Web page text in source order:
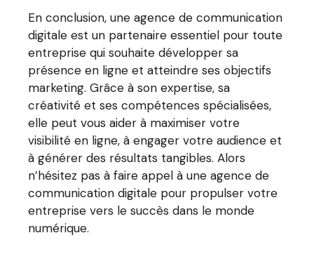
En conclusion, une agence de communication
digitale est un partenaire essentiel pour toute
entreprise qui souhaite développer sa
présence en ligne et atteindre ses objectifs
marketing. Grâce à son expertise, sa
créativité et ses compétences spécialisées,
elle peut vous aider à maximiser votre
visibilité en ligne, à engager votre audience et
à générer des résultats tangibles. Alors
n’hésitez pas à faire appel à une agence de
communication digitale pour propulser votre
entreprise vers le succès dans le monde
numérique.